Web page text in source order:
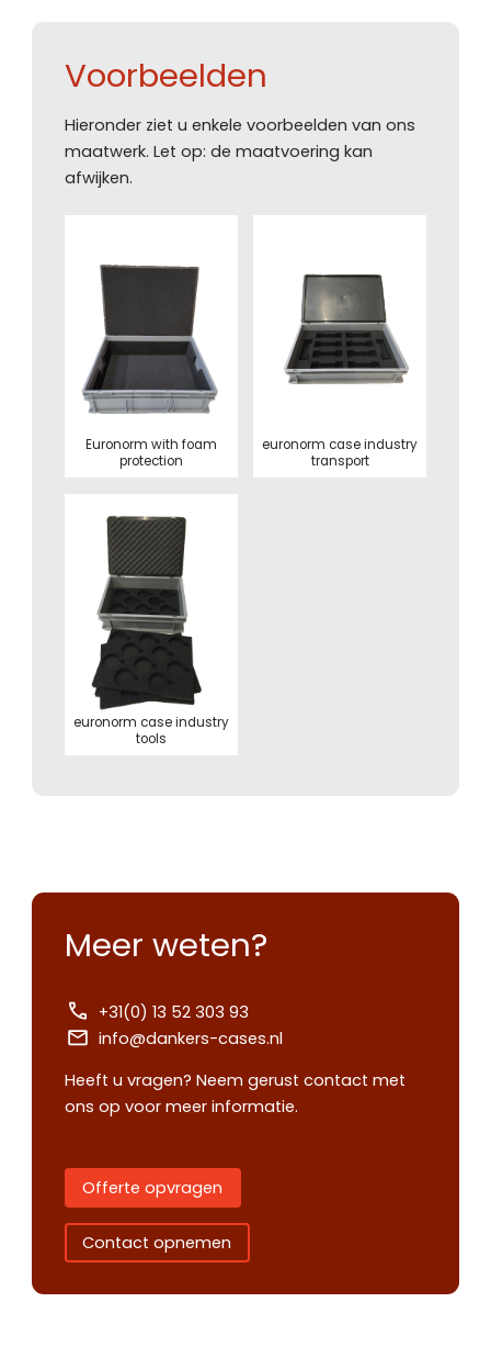
Voorbeelden
Hieronder ziet u enkele voorbeelden van ons
maatwerk. Let op: de maatvoering kan
afwijken.
Euronorm with foam
protection
euronorm case industry
transport
euronorm case industry
tools
Meer weten?
+31(0) 13 52 303 93
info@dankers-cases.nl
Heeft u vragen? Neem gerust contact met
ons op voor meer informatie.
Offerte opvragen
Contact opnemen